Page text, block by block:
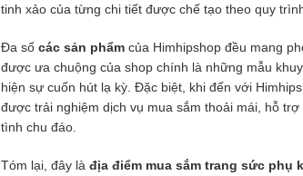
tinh xảo của từng chi tiết được chế tạo theo quy
Đa số các sản phẩm của Himhipshop đều mang
được ưa chuộng của shop chính là những mẫu
hiện sự cuốn hút lạ kỳ. Đặc biệt, khi đến với
được trải nghiệm dịch vụ mua sắm thoải mái, hỗ
tình chu đáo.
Tóm lại, đây là địa điểm mua sắm trang sức phụ